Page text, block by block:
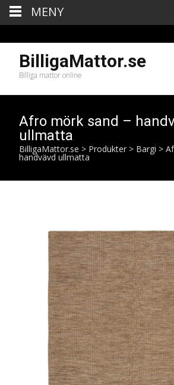
BilligaMattor.se
Billiga mattor online
Afro mörk sand –
ullmatta
BilligaMattor.se > Produkter > Bargi >
handvävd ullmatta
MENY